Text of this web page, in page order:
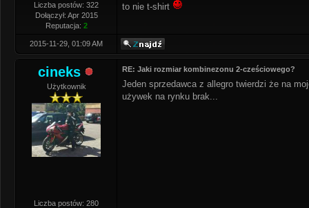
Liczba postów: 322
Dołączył: Apr 2015
Reputacja: 2
to nie t-shirt
2015-11-29, 01:09 AM
cineks
Użytkownik
Liczba postów: 280
RE: Jaki rozmiar kombinezonu 2-cześciowego?
Jeden sprzedawca z allegro twierdzi że na
używek na rynku brak...